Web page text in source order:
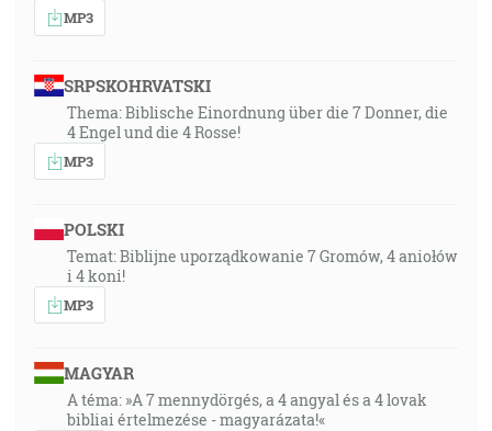
MP3
SRPSKOHRVATSKI
Thema: Biblische Einordnung über die 7 Donner, die
4 Engel und die 4 Rosse!
MP3
POLSKI
Temat: Biblijne uporządkowanie 7 Gromów, 4 aniołów
i 4 koni!
MP3
MAGYAR
A téma: »A 7 mennydörgés, a 4 angyal és a 4 lovak
bibliai értelmezése - magyarázata!«